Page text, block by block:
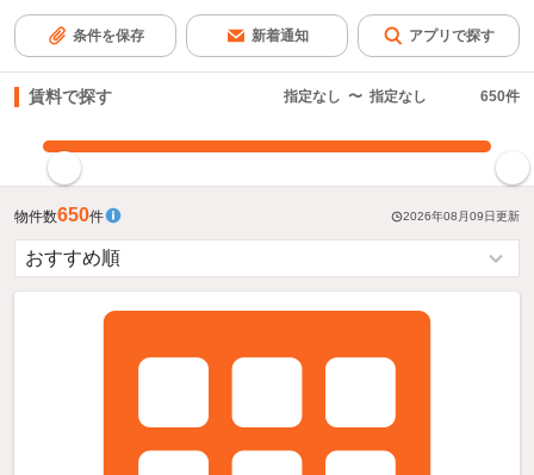
条件を保存 新着通知 アプリで探す
賃料で探す 指定なし 〜 指定なし 650件
物件数650件 2026年08月09日更新